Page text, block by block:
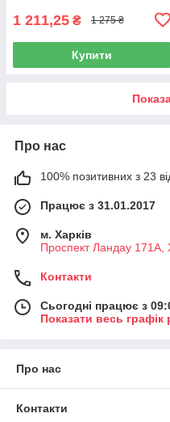
1 211,25 ₴ 1 275 ₴
Купити
Про нас
100% позитивних з 23
Працює з 31.01.2017
м. Харків
Проспект Ландау 171А,
Контакти
Сьогодні працює з
Показати весь графік
Про нас
Контакти